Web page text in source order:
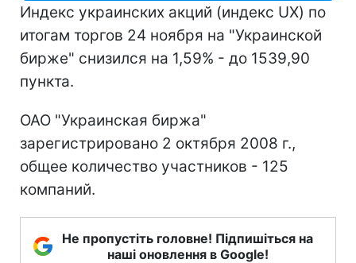
Индекс украинских акций (индекс UX) по
итогам торгов 24 ноября на "Украинской
бирже" снизился на 1,59% - до 1539,90
пункта.
ОАО "Украинская биржа"
зарегистрировано 2 октября 2008 г.,
общее количество участников - 125
компаний.
Не пропустіть головне! Підпишіться на
наші оновлення в Google!